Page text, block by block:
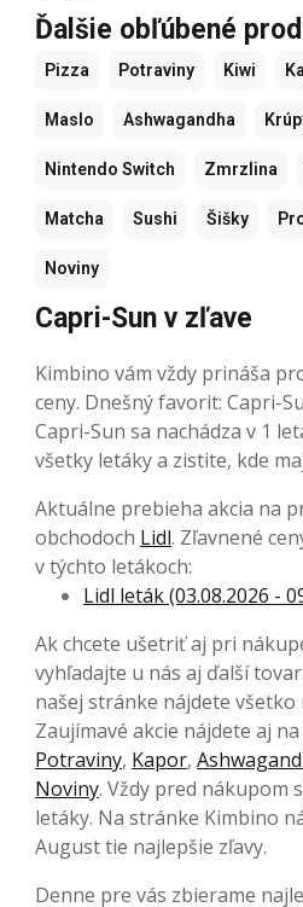
Ďalšie obľúbené
Pizza Potraviny Kiwi
Maslo Ashwagandha
Nintendo Switch Zmrzlina
Matcha Sushi Šišky
Noviny
Capri-Sun v zľave
Kimbino vám vždy prináša
ceny. Dnešný favorit: Capri-
Capri-Sun sa nachádza v 1
všetky letáky a zistite, kde
Aktuálne prebieha akcia na
obchodoch Lidl. Zľavnené
v týchto letákoch:
Lidl leták (03.08.2026 -
Ak chcete ušetriť aj pri
vyhľadajte u nás aj ďalší
našej stránke nájdete všetko
Zaujímavé akcie nájdete aj
Potraviny, Kapor,
Noviny. Vždy pred nákupom
letáky. Na stránke Kimbino
August tie najlepšie zľavy.
Denne pre vás zbierame